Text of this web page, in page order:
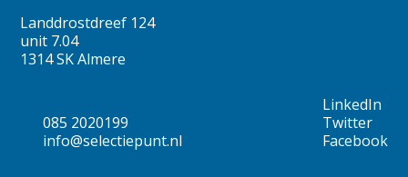
Landdrostdreef 124
unit 7.04
1314 SK Almere
085 2020199
info@selectiepunt.nl
LinkedIn
Twitter
Facebook